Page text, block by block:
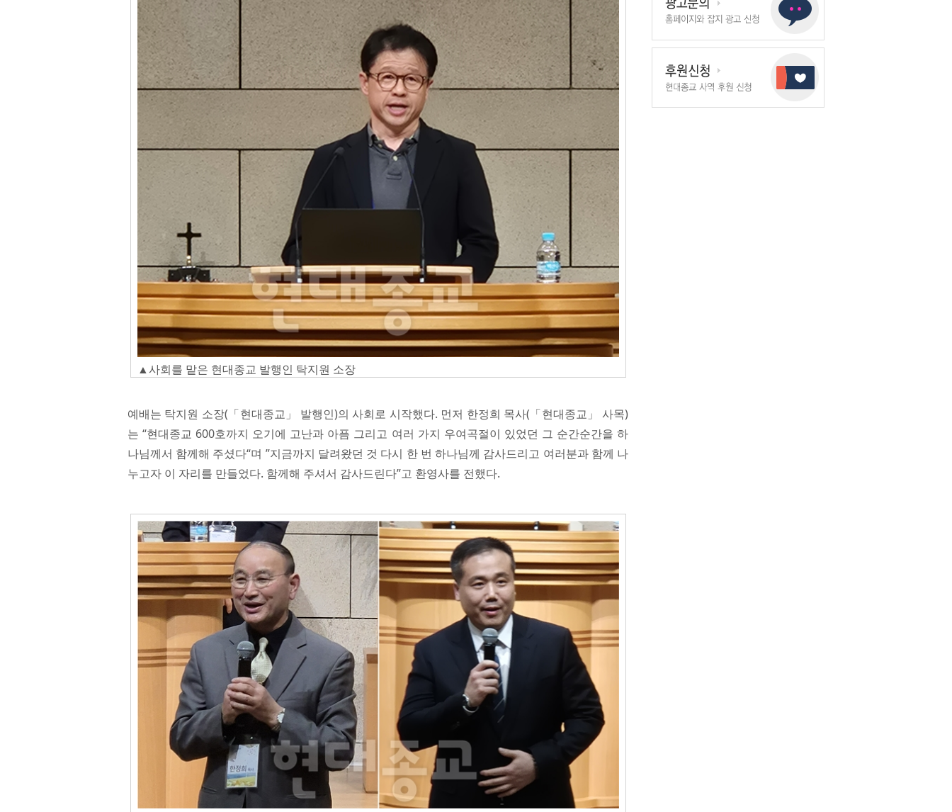
▲사회를 맡은 현대종교 발행인 탁지원 소장
예배는 탁지원 소장(「현대종교」 발행인)의 사회로 시작했다. 먼저 한정희 목사(「현대종교」 사목)
는 “현대종교 600호까지 오기에 고난과 아픔 그리고 여러 가지 우여곡절이 있었던 그 순간순간을 하
나님께서 함께해 주셨다“며 ”지금까지 달려왔던 것 다시 한 번 하나님께 감사드리고 여러분과 함께 나
누고자 이 자리를 만들었다. 함께해 주셔서 감사드린다”고 환영사를 전했다.